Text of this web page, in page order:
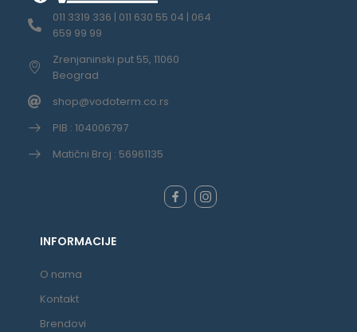
011 3319 336 | 011 630 55 04 | 064
659 99 99
Zrenjaninski put 55, 11060
Beograd
shop@vodoterm.co.rs
PIB : 104006797
Matični Broj : 56961135
INFORMACIJE
O nama
Kontakt
Brendovi